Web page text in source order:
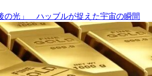
の光」 ハッブルが捉えた宇宙の瞬間